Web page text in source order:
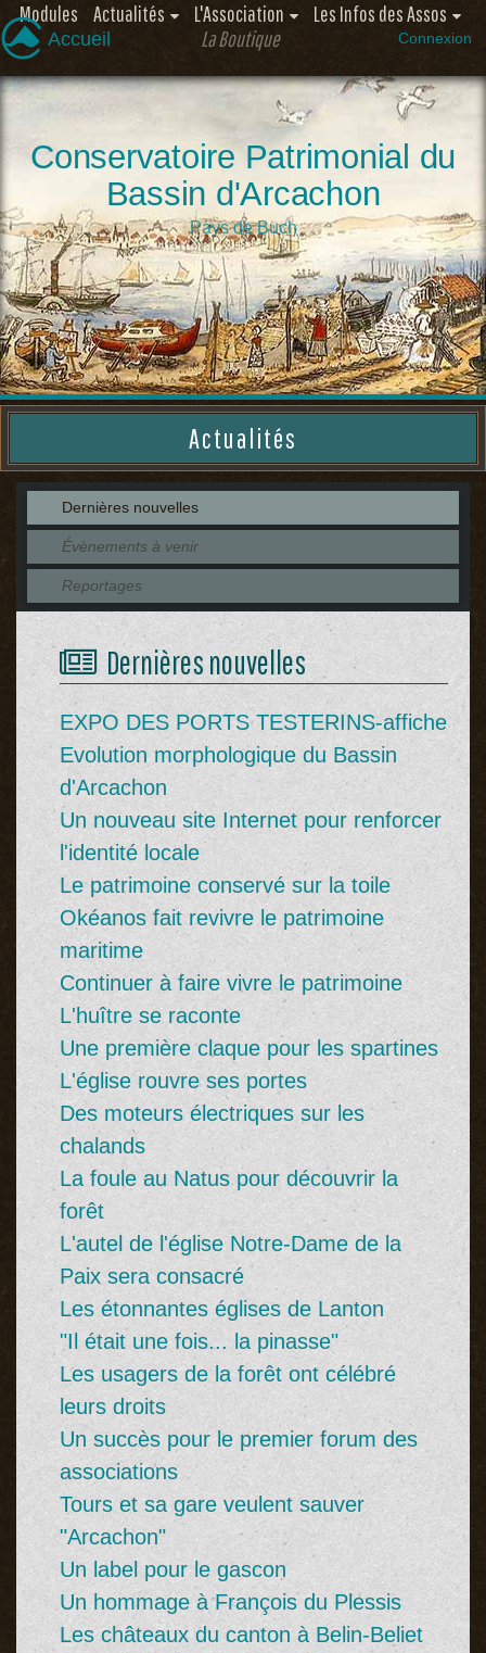
Accueil
Modules Actualités L'Association
Les Infos des Assos
La Boutique
Connexion
Conservatoire Patrimonial du
Bassin d'Arcachon
Pays de Buch
Actualités
Dernières nouvelles
Évènements à venir
Reportages
Dernières nouvelles
EXPO DES PORTS TESTERINS-affiche
Evolution morphologique du Bassin
d'Arcachon
Un nouveau site Internet pour renforcer
l'identité locale
Le patrimoine conservé sur la toile
Okéanos fait revivre le patrimoine
maritime
Continuer à faire vivre le patrimoine
L'huître se raconte
Une première claque pour les spartines
L'église rouvre ses portes
Des moteurs électriques sur les
chalands
La foule au Natus pour découvrir la
forêt
L'autel de l'église Notre-Dame de la
Paix sera consacré
Les étonnantes églises de Lanton
"Il était une fois... la pinasse"
Les usagers de la forêt ont célébré
leurs droits
Un succès pour le premier forum des
associations
Tours et sa gare veulent sauver
"Arcachon"
Un label pour le gascon
Un hommage à François du Plessis
Les châteaux du canton à Belin-Beliet